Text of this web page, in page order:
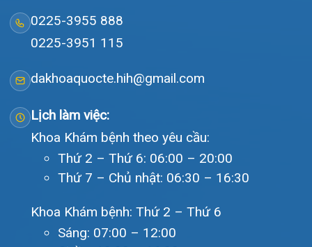
Hướng dẫn khám
Văn bản pháp quy
Video
Liên hệ
© Bệnh viện đa khoa Quốc tế Hải Phòng - HIH. All rights